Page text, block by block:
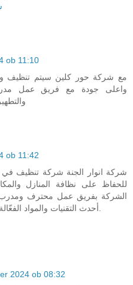
ob 11:10
مع شركة حور كلين سيتم تنظيف
واعلى جودة مع فريق عمل
والتطهير
ob 11:42
شركة انوار الجنة شركة تنظيف في
للحفاظ على نظافة المنازل
الشركة بفريق عمل محترف
2024 ob 08:32